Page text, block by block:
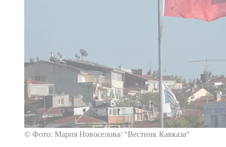
© Фото: Мария Новоселова/ “Вестник Кавказа“